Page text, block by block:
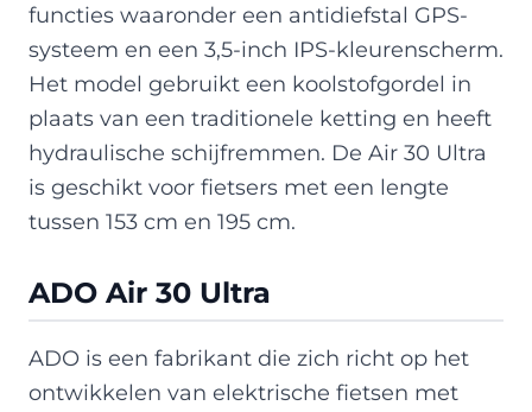
functies waaronder een antidiefstal GPS-
systeem en een 3,5-inch IPS-kleurenscherm.
Het model gebruikt een koolstofgordel in
plaats van een traditionele ketting en heeft
hydraulische schijfremmen. De Air 30 Ultra
is geschikt voor fietsers met een lengte
tussen 153 cm en 195 cm.
ADO Air 30 Ultra
ADO is een fabrikant die zich richt op het
ontwikkelen van elektrische fietsen met